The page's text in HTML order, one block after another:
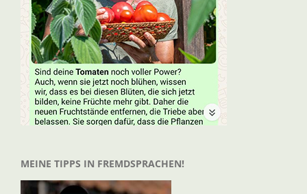
MEINE TIPPS IN FREMDSPRACHEN!